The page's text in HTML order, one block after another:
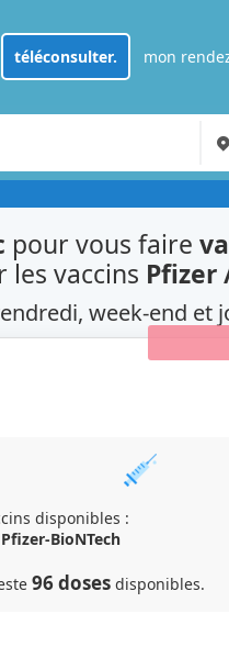
téléconsulter. mon
pour vous faire
les vaccins Pfizer
week-end et
disponibles :
Pfizer-BioNTech
96 dosesdisponibles.